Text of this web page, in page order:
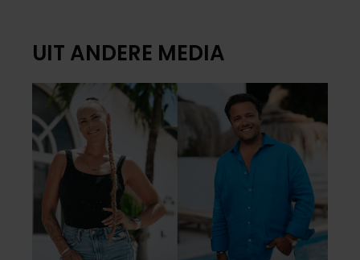
UIT ANDERE MEDIA